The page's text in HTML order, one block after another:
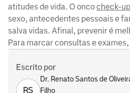
atitudes de vida. O oncocheck-up
sexo, antecedentes pessoais e
salva vidas. Afinal, prevenir é
Para marcar consultas e
Escrito por
RS
Dr. Renato Santos de
Filho